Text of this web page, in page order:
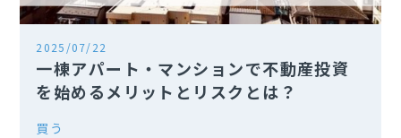
2025/07/22
一棟アパート・マンションで不動産投資
を始めるメリットとリスクとは？
買う